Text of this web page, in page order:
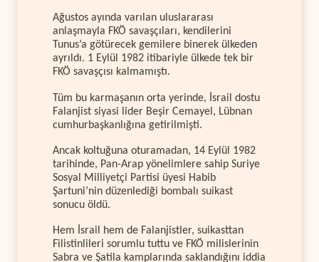
Ağustos ayında varılan uluslararası
anlaşmayla FKÖ savaşçıları, kendilerini
Tunus’a götürecek gemilere binerek ülkeden
ayrıldı. 1 Eylül 1982 itibariyle ülkede tek bir
FKÖ savaşçısı kalmamıştı.
Tüm bu karmaşanın orta yerinde, İsrail dostu
Falanjist siyasi lider Beşir Cemayel, Lübnan
cumhurbaşkanlığına getirilmişti.
Ancak koltuğuna oturamadan, 14 Eylül 1982
tarihinde, Pan-Arap yönelimlere sahip Suriye
Sosyal Milliyetçi Partisi üyesi Habib
Şartuni’nin düzenlediği bombalı suikast
sonucu öldü.
Hem İsrail hem de Falanjistler, suikasttan
Filistinlileri sorumlu tuttu ve FKÖ milislerinin
Sabra ve Şatila kamplarında saklandığını iddia